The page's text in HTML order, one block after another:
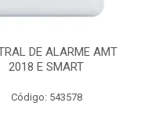
DE ALARME AMT
2018 E SMART
Código: 543578